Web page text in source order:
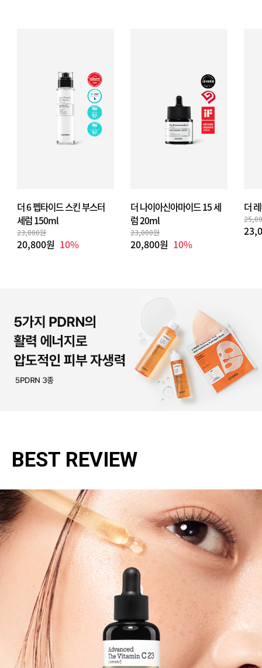
더 6 펩타이드 스킨 부스터
세럼 150ml
23,000원
20,800원 10%
더 나이아신아마이드 15 세
럼 20ml
23,000원
20,800원 10%
더
BEST REVIEW